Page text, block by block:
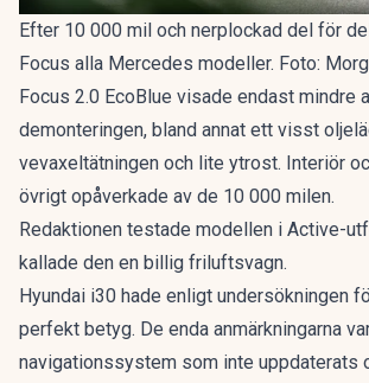
Efter 10 000 mil och nerplockad del för
Focus alla Mercedes modeller. Foto:
Focus 2.0 EcoBlue visade endast mindre
demonteringen, bland annat ett visst
vevaxeltätningen och lite ytrost. Interiör
övrigt opåverkade av de 10 000 milen.
Redaktionen testade modellen i Active-
kallade den en billig friluftsvagn.
Hyundai i30 hade enligt undersökningen
perfekt betyg. De enda anmärkningarna
navigationssystem som inte uppdaterats